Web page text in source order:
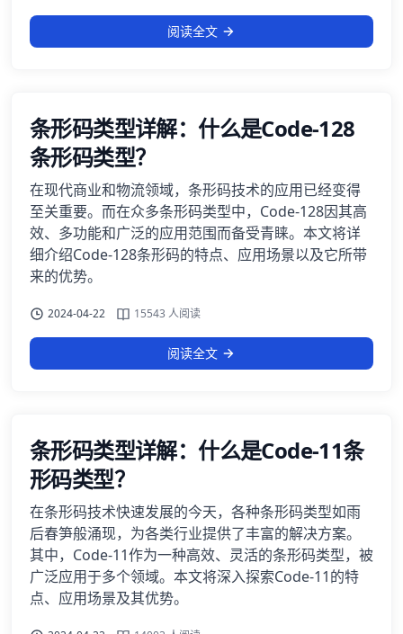
阅读全文
条形码类型详解：什么是Code-128
条形码类型？
在现代商业和物流领域，条形码技术的应用已经变得
至关重要。而在众多条形码类型中，Code-128因其高
效、多功能和广泛的应用范围而备受青睐。本文将详
细介绍Code-128条形码的特点、应用场景以及它所带
来的优势。
2024-04-22 15543 人阅读
阅读全文
条形码类型详解：什么是Code-11条
形码类型？
在条形码技术快速发展的今天，各种条形码类型如雨
后春笋般涌现，为各类行业提供了丰富的解决方案。
其中，Code-11作为一种高效、灵活的条形码类型，被
广泛应用于多个领域。本文将深入探索Code-11的特
点、应用场景及其优势。